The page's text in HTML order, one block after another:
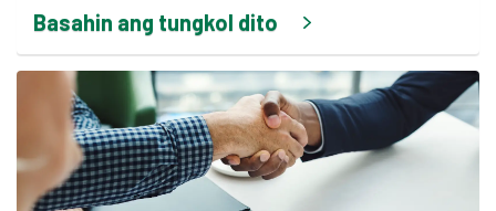
Basahin ang tungkol dito